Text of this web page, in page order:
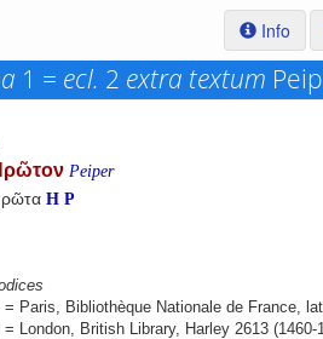
Info
1 = ecl. 2 extra textum
Peiper
H P
= Paris, Bibliothèque Nationale de France,
= London, British Library, Harley 2613 (1460-